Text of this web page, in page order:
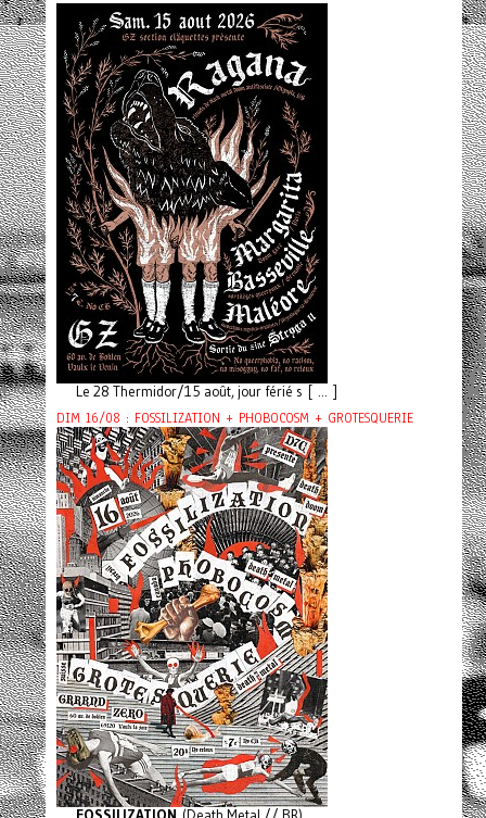
Le 28 Thermidor/15 août, jour férié s [ ... ]
DIM 16/08 : FOSSILIZATION + PHOBOCOSM + GROTESQUERIE